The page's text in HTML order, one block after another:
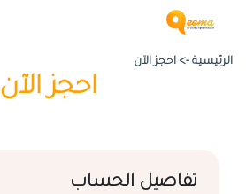
الرئيسية -> احجز الآن
احجز الآن
تفاصيل الحساب